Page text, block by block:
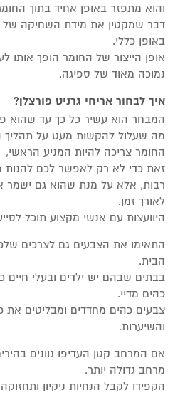
והוא מתפזר באופן אחיד בתוך
דבר שמקטין את מידת השחיקה
באופן כללי.
אופן הייצור של החומר הופך אותו
נמוכה מאוד של ספיגה.
איך לבחור אריחי גרניט פורצלן?
המבחר הוא עשיר כל כך עד שהוא
מה שעלול להקשות מעט על תהליך
החומר צריכה להיות המניע הראשי,
זאת כדי לא רק לאפשר לכם להנות
רבות, אלא על מנת שהוא גם
לאורך זמן.
היוועצות עם אנשי מקצוע תוכל
התאימו את הצבעים גם לצרכים
הבית.
בבתים שבהם יש ילדים ובעלי חיים
כהים מדיי.
צבעים כהים מחדדים ומבליטים את
והשיערות.
אם המרחב קטן העדיפו גוונים
מרחב גדולה יותר.
הקפידו לקבל הנחיות ניקיון